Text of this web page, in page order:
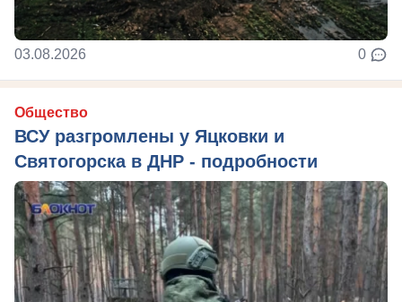
03.08.2026 0
Общество
ВСУ разгромлены у Яцковки и
Святогорска в ДНР - подробности